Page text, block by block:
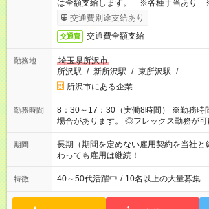
は全額支給します。 ※各種手当あり ※
考慮して加給・優遇します。
交通費別途支給あり
交通費 交通費全額支給
勤務地
埼玉県所沢市
所沢駅 / 新所沢駅 / 東所沢駅 / …
所沢市にある企業
勤務時間
8：30～17：30（実働8時間） ※勤務時
場合があります。 ◎フレックス勤務が可能な就業先もありま
す。 ◎今よりもさらに働きやすい環境
改革に全社をあげて取り組んでいます。
期間
長期（期間を定めない雇用契約を当社と
わっても雇用は継続！
特徴 40～50代活躍中 / 10名以上の大量募集